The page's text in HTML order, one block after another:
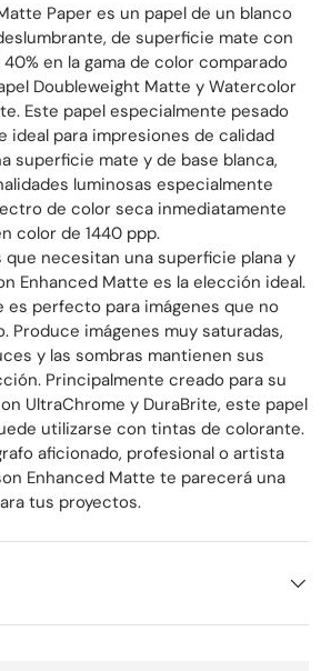
Paper es un papel de un blanco
de superficie mate con
en la gama de color comparado
Doubleweight Matte y Watercolor
Este papel especialmente pesado
ideal para impresiones de calidad
superficie mate y de base blanca,
luminosas especialmente
de color seca inmediatamente
color de 1440 ppp.
que necesitan una superficie plana y
Enhanced Matte es la elección ideal.
es perfecto para imágenes que no
Produce imágenes muy saturadas,
y las sombras mantienen sus
Principalmente creado para su
UltraChrome y DuraBrite, este papel
utilizarse con tintas de colorante.
aficionado, profesional o artista
Enhanced Matte te parecerá una
tus proyectos.